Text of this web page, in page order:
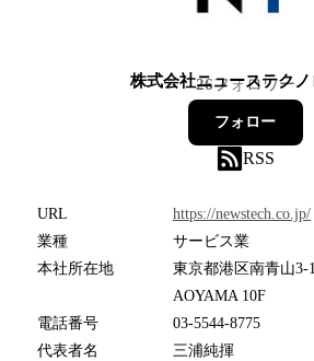
株式会社ニューステク
26フォロワー
フォロー
RSS
URL
https://newstech.co.jp/
業種
サービス業
本社所在地
東京都港区南青山3-
AOYAMA 10F
電話番号
03-5544-8775
代表者名
三浦純揮